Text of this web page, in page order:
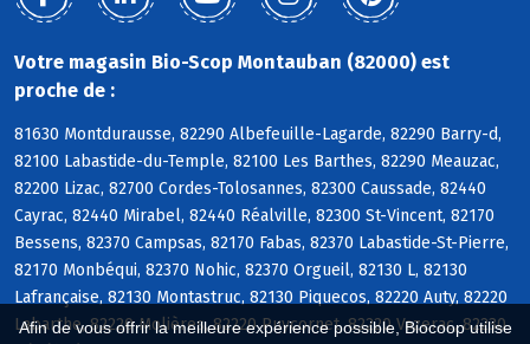
Afin de vous offrir la meilleure expérience possible, Biocoop utilise
Votre magasin Bio-Scop Montauban (82000) est
proche de :
81630 Montdurausse, 82290 Albefeuille-Lagarde, 82290 Barry-d,
82100 Labastide-du-Temple, 82100 Les Barthes, 82290 Meauzac,
82200 Lizac, 82700 Cordes-Tolosannes, 82300 Caussade, 82440
Cayrac, 82440 Mirabel, 82440 Réalville, 82300 St-Vincent, 82170
Bessens, 82370 Campsas, 82170 Fabas, 82370 Labastide-St-Pierre,
82170 Monbéqui, 82370 Nohic, 82370 Orgueil, 82130 L, 82130
Lafrançaise, 82130 Montastruc, 82130 Piquecos, 82220 Auty, 82220
Labarthe, 82220 Molières, 82220 Puycornet, 82220 Vazerac, 82230